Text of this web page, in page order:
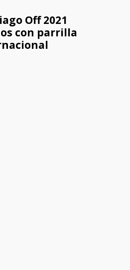
Off 2021
con parrilla